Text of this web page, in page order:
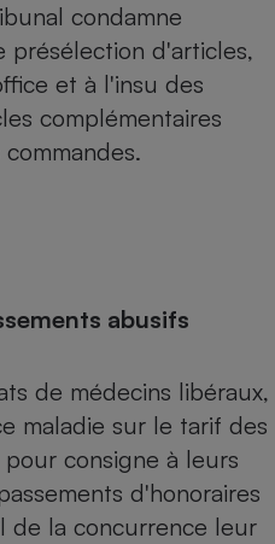
condamne
d'articles,
et à l'insu des
complémentaires
abusifs
de médecins libéraux,
maladie sur le tarif des
consigne à leurs
d'honoraires
de la concurrence leur